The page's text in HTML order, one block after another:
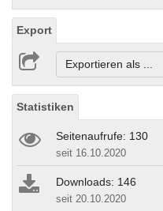
Export
Exportieren als ...
Statistiken
Seitenaufrufe: 130
seit 16.10.2020
Downloads: 146
seit 20.10.2020